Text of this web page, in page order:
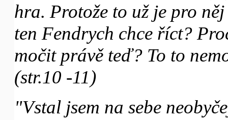
hra. Protože to už je pro
ten Fendrych chce říct?
močit právě teď? To to
(str.10 -11)
"Vstal jsem na sebe